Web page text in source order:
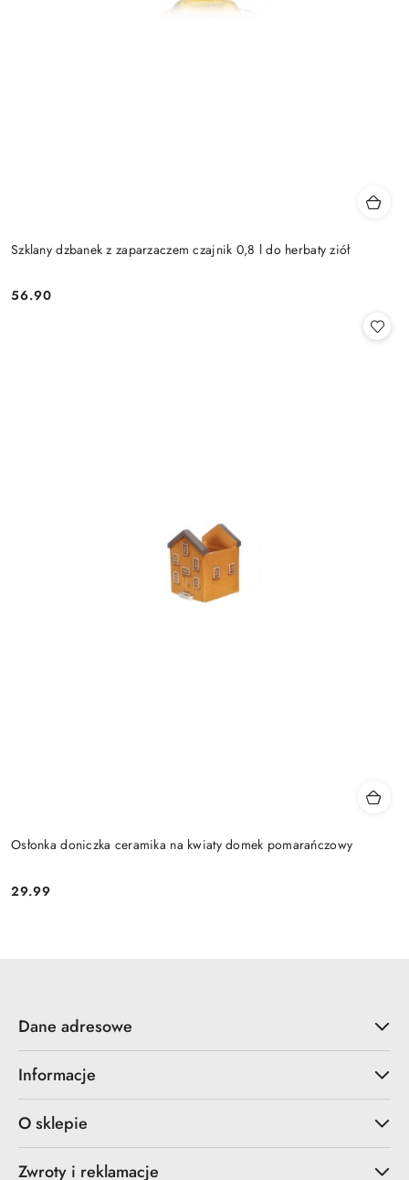
Szklany dzbanek z zaparzaczem czajnik 0,8 l do herbaty ziół
Cena:
56.90
Osłonka doniczka ceramika na kwiaty domek pomarańczowy
Cena:
29.99
Dane adresowe
Informacje
O sklepie
Zwroty i reklamacje